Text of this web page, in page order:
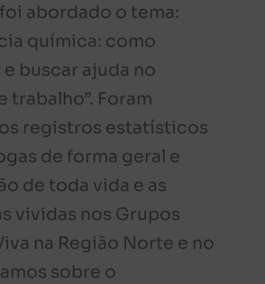
abordado o tema:
química: como
buscar ajuda no
trabalho”. Foram
registros estatísticos
de forma geral e
de toda vida e as
vividas nos Grupos
na Região Norte e no
sobre o